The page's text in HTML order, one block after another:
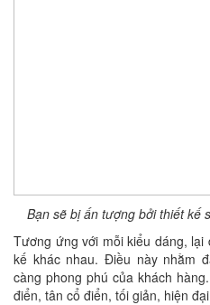
Bạn sẽ bị ấn tượng bởi thiết kế
Tương ứng với mỗi kiểu dáng,
kế khác nhau. Điều này nhằm
càng phong phú của khách
điển, tân cổ điển, tối giản, hiện